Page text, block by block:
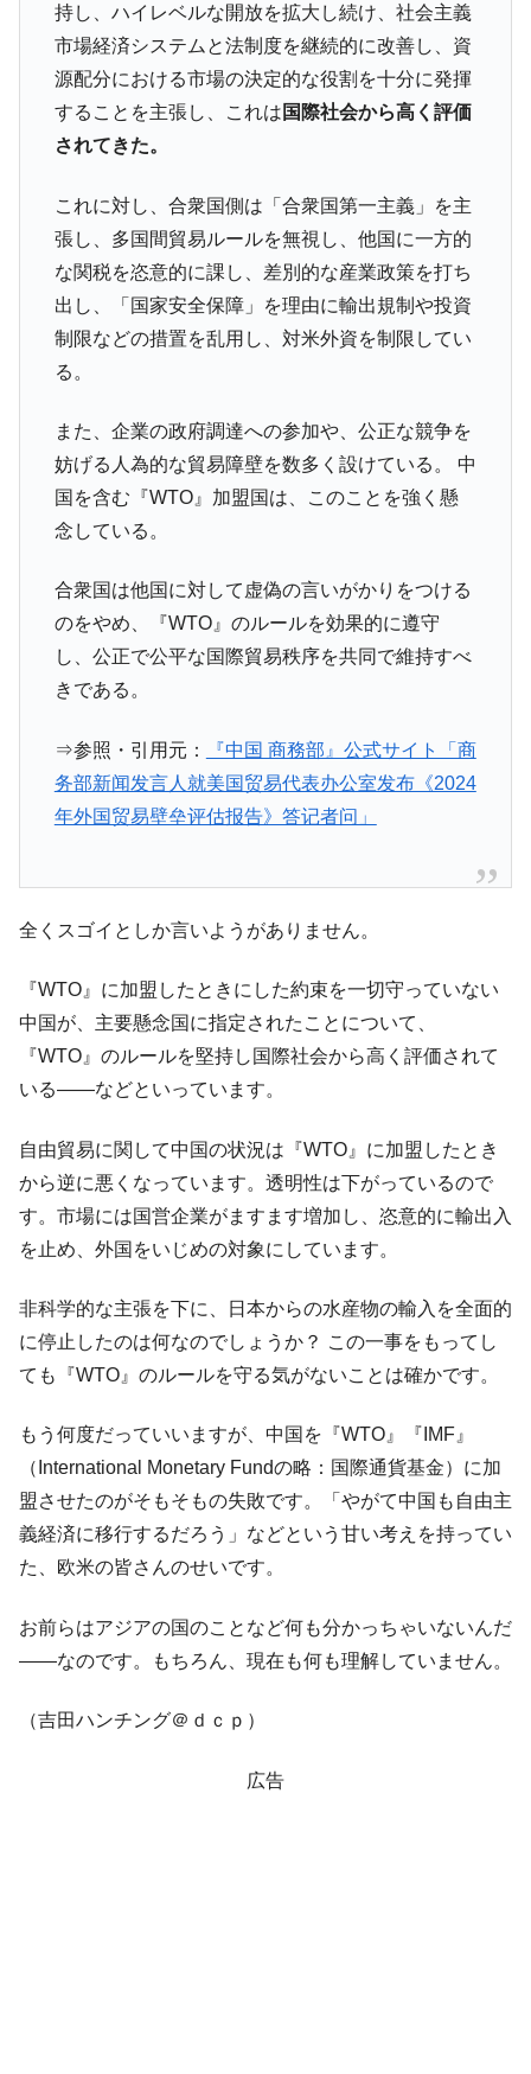
持し、ハイレベルな開放を拡大し続け、社会主義
市場経済システムと法制度を継続的に改善し、資
源配分における市場の決定的な役割を十分に発揮
することを主張し、これは 国際社会から高く評価
されてきた。
これに対し、合衆国側は「合衆国第一主義」を主
張し、多国間貿易ルールを無視し、他国に一方的
な関税を恣意的に課し、差別的な産業政策を打ち
出し、「国家安全保障」を理由に輸出規制や投資
制限などの措置を乱用し、対米外資を制限してい
る。
また、企業の政府調達への参加や、公正な競争を
妨げる人為的な貿易障壁を数多く設けている。 中
国を含む『WTO』加盟国は、このことを強く懸
念している。
合衆国は他国に対して虚偽の言いがかりをつける
のをやめ、『WTO』のルールを効果的に遵守
し、公正で公平な国際貿易秩序を共同で維持すべ
きである。
⇒参照・引用元：
『中国 商務部』公式サイト「商
务部新闻发言人就美国贸易代表办公室发布《2024
年外国贸易壁垒评估报告》答记者问」
全くスゴイとしか言いようがありません。
『WTO』に加盟したときにした約束を一切守っていない
中国が、主要懸念国に指定されたことについて、
『WTO』のルールを堅持し国際社会から高く評価されて
いる――などといっています。
自由貿易に関して中国の状況は『WTO』に加盟したとき
から逆に悪くなっています。透明性は下がっているので
す。市場には国営企業がますます増加し、恣意的に輸出入
を止め、外国をいじめの対象にしています。
非科学的な主張を下に、日本からの水産物の輸入を全面的
に停止したのは何なのでしょうか？ この一事をもってし
ても『WTO』のルールを守る気がないことは確かです。
もう何度だっていいますが、中国を『WTO』『IMF』
（International Monetary Fundの略：国際通貨基金）に加
盟させたのがそもそもの失敗です。「やがて中国も自由主
義経済に移行するだろう」などという甘い考えを持ってい
た、欧米の皆さんのせいです。
お前らはアジアの国のことなど何も分かっちゃいないんだ
――なのです。もちろん、現在も何も理解していません。
（吉田ハンチング＠ｄｃｐ）
広告